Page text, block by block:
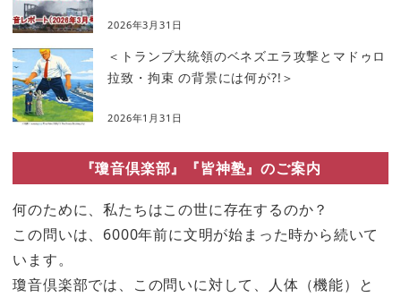
2026年3月31日
＜トランプ大統領のベネズエラ攻撃とマドゥロ
拉致・拘束 の背景には何が?!＞
2026年1月31日
『瓊音倶楽部』『皆神塾』のご案内
何のために、私たちはこの世に存在するのか？
この問いは、6000年前に文明が始まった時から続いて
います。
瓊音倶楽部では、この問いに対して、人体（機能）と